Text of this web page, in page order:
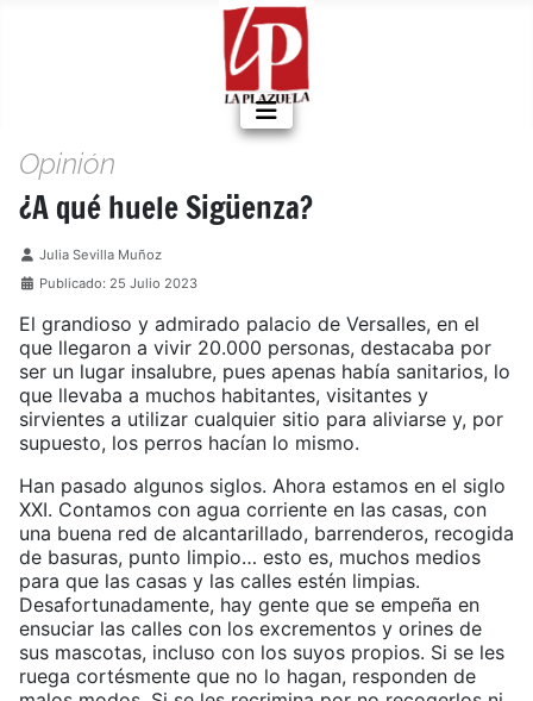
Opinión
¿A qué huele Sigüenza?
Detalles
Julia Sevilla Muñoz
Publicado: 25 Julio 2023
El grandioso y admirado palacio de Versalles, en el
que llegaron a vivir 20.000 personas, destacaba por
ser un lugar insalubre, pues apenas había sanitarios, lo
que llevaba a muchos habitantes, visitantes y
sirvientes a utilizar cualquier sitio para aliviarse y, por
supuesto, los perros hacían lo mismo.
Han pasado algunos siglos. Ahora estamos en el siglo
XXI. Contamos con agua corriente en las casas, con
una buena red de alcantarillado, barrenderos, recogida
de basuras, punto limpio… esto es, muchos medios
para que las casas y las calles estén limpias.
Desafortunadamente, hay gente que se empeña en
ensuciar las calles con los excrementos y orines de
sus mascotas, incluso con los suyos propios. Si se les
ruega cortésmente que no lo hagan, responden de